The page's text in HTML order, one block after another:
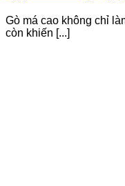
Gò má cao không chỉ
còn khiến [...]